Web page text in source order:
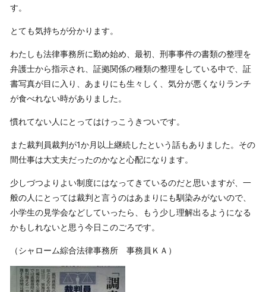
す。
とても気持ちが分かります。
わたしも法律事務所に勤め始め、最初、刑事事件の書類の整理を
弁護士から指示され、証拠関係の種類の整理をしている中で、証
書写真が目に入り、あまりにも生々しく、気分が悪くなりランチ
が食べれない時がありました。
慣れてない人にとってはけっこうきついです。
また裁判員裁判が1か月以上継続したという話もありました。その
間仕事は大丈夫だったのかなと心配になります。
少しづつよりよい制度にはなってきているのだと思いますが、一
般の人にとっては裁判と言うのはあまりにも馴染みがないので、
小学生の見学会などしていったら、もう少し理解出るようになる
かもしれないと思う今日このごろです。
（シャローム綜合法律事務所 事務員ＫＡ）